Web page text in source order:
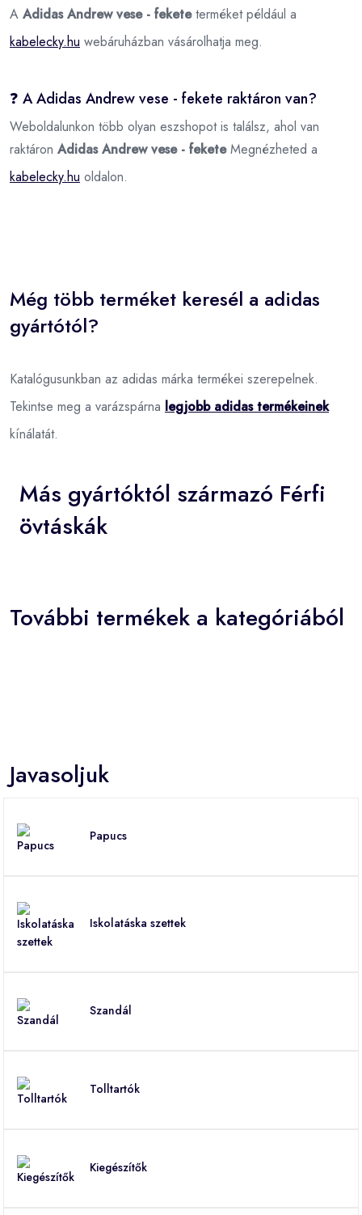
A Adidas Andrew vese - feketeterméket például a
kabelecky.hu webáruházban vásárolhatja meg.
❓ A Adidas Andrew vese - fekete raktáron van?
Weboldalunkon több olyan eszshopot is találsz, ahol van
raktáron Adidas Andrew vese - feketeMegnézheted a
kabelecky.hu oldalon.
Még több terméket keresél a adidas
gyártótól?
Katalógusunkban az adidas márka termékei szerepelnek.
Tekintse meg a varázspárna legjobb adidas termékeinek
kínálatát.
Más gyártóktól származó Férfi
övtáskák
További termékek a kategóriából
Javasoljuk
Papucs
Iskolatáska szettek
Szandál
Tolltartók
Kiegészítők